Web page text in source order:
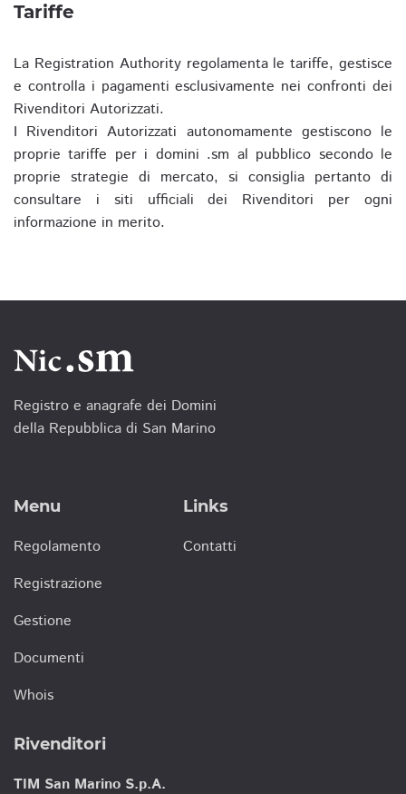
Tariffe
La Registration Authority regolamenta le tariffe, gestisce
e controlla i pagamenti esclusivamente nei confronti dei
Rivenditori Autorizzati.
I Rivenditori Autorizzati autonomamente gestiscono le
proprie tariffe per i domini .sm al pubblico secondo le
proprie strategie di mercato, si consiglia pertanto di
consultare i siti ufficiali dei Rivenditori per ogni
informazione in merito.
Registro e anagrafe dei Domini
della Repubblica di San Marino
Menu
Regolamento
Registrazione
Gestione
Documenti
Whois
Links
Contatti
Rivenditori
TIM San Marino S.p.A.